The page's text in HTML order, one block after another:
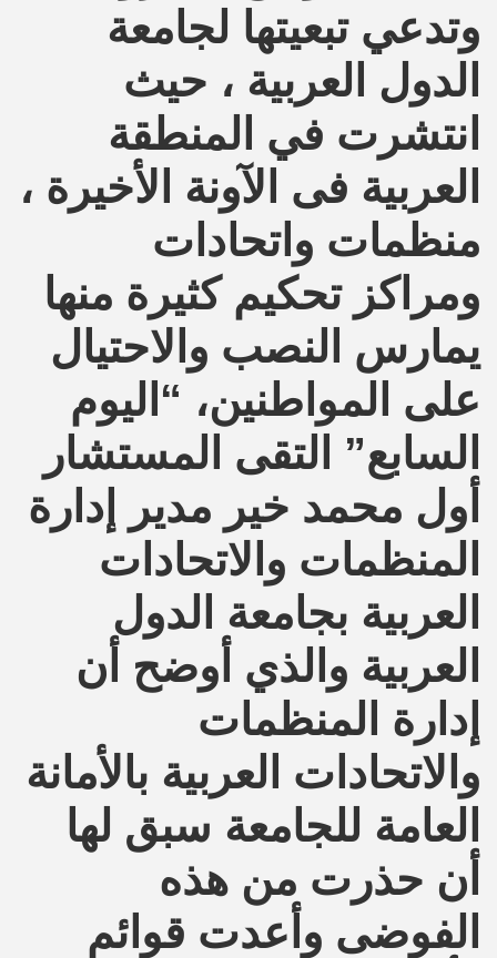
وتدعي تبعيتها لجامعة
الدول العربية ، حيث
انتشرت في المنطقة
العربية فى الآونة الأخيرة ،
منظمات واتحادات
ومراكز تحكيم كثيرة منها
يمارس النصب والاحتيال
على المواطنين، “اليوم
السابع” التقى المستشار
أول محمد خير مدير إدارة
المنظمات والاتحادات
العربية بجامعة الدول
العربية والذي أوضح أن
إدارة المنظمات
والاتحادات العربية بالأمانة
العامة للجامعة سبق لها
أن حذرت من هذه
الفوضى وأعدت قوائم